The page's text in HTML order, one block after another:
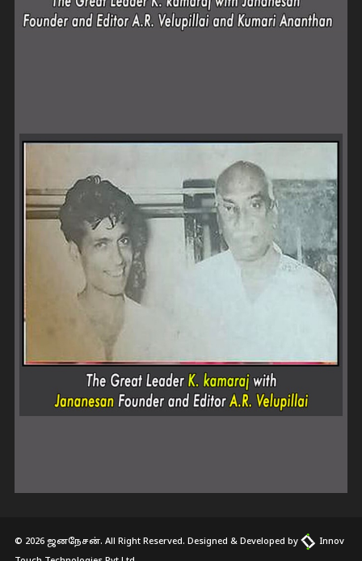
© 2026 ஜனநேசன். All Right Reserved. Designed & Developed by
Innov